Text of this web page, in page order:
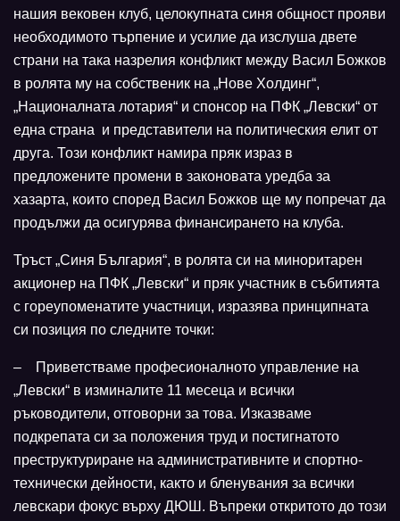
нашия вековен клуб, целокупната синя общност прояви
необходимото търпение и усилие да изслуша двете
страни на така назрелия конфликт между Васил Божков
в ролята му на собственик на „Нове Холдинг“,
„Националната лотария“ и спонсор на ПФК „Левски“ от
една страна и представители на политическия елит от
друга. Този конфликт намира пряк израз в
предложените промени в законовата уредба за
хазарта, които според Васил Божков ще му попречат да
продължи да осигурява финансирането на клуба.
Тръст „Синя България“, в ролята си на миноритарен
акционер на ПФК „Левски“ и пряк участник в събитията
с гореупоменатите участници, изразява принципната
си позиция по следните точки:
– Приветстваме професионалното управление на
„Левски“ в изминалите 11 месеца и всички
ръководители, отговорни за това. Изказваме
подкрепата си за положения труд и постигнатото
преструктуриране на административните и спортно-
технически дейности, както и бленувания за всички
левскари фокус върху ДЮШ. Въпреки откритото до този